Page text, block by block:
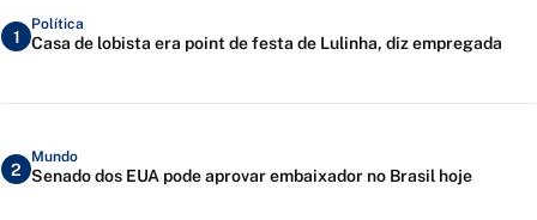
1
Política
Casa de lobista era point de festa de Lulinha, diz empregada
2
Mundo
Senado dos EUA pode aprovar embaixador no Brasil hoje